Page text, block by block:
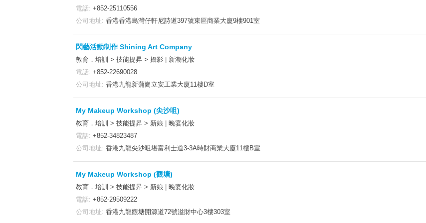
電話: +852-25110556
公司地址: 香港香港島灣仔軒尼詩道397號東區商業大廈9樓901室
閃藝活動制作 Shining Art Company
教育．培訓 > 技能提昇 > 攝影 | 新潮化妝
電話: +852-22690028
公司地址: 香港九龍新蒲崗立安工業大廈11樓D室
My Makeup Workshop (尖沙咀)
教育．培訓 > 技能提昇 > 新娘 | 晚宴化妝
電話: +852-34823487
公司地址: 香港九龍尖沙咀堪富利士道3-3A時財商業大廈11樓B室
My Makeup Workshop (觀塘)
教育．培訓 > 技能提昇 > 新娘 | 晚宴化妝
電話: +852-29509222
公司地址: 香港九龍觀塘開源道72號溢財中心3樓303室